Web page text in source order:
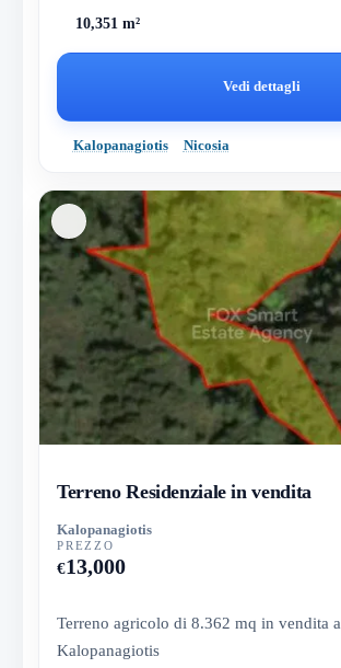
10,351 m²
Vedi dettagli
Kalopanagiotis Nicosia
Terreno Residenziale in vendita
Kalopanagiotis
PREZZO
€13,000
Terreno agricolo di 8.362 mq in vendita a
Kalopanagiotis